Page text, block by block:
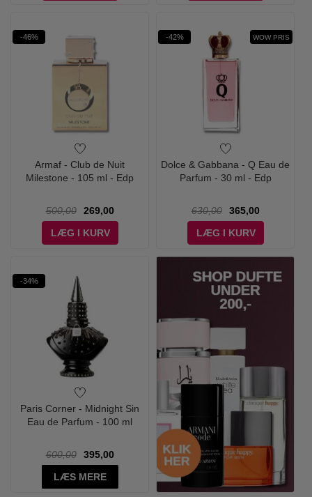
-46%
Armaf - Club de Nuit
Milestone - 105 ml - Edp
500,00
269,00
LÆG I KURV
-42% WOW PRIS
Dolce & Gabbana - Q Eau de
Parfum - 30 ml - Edp
630,00
365,00
LÆG I KURV
-34%
Paris Corner - Midnight Sin
Eau de Parfum - 100 ml
600,00
395,00
LÆS MERE